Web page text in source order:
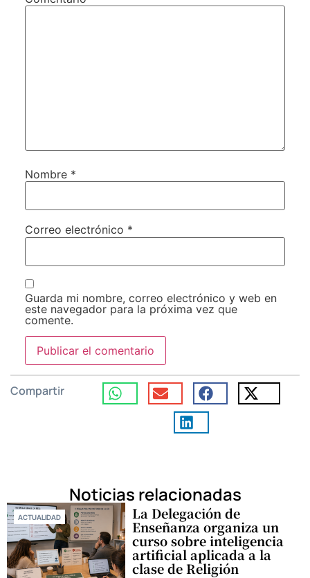
Nombre *
Correo electrónico *
Guarda mi nombre, correo electrónico y web en
este navegador para la próxima vez que
comente.
Compartir
Noticias relacionadas
ACTUALIDAD La Delegación de
Enseñanza organiza un
curso sobre inteligencia
artificial aplicada a la
clase de Religión